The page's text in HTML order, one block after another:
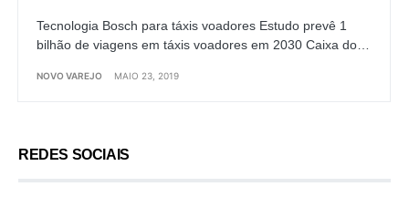
Tecnologia Bosch para táxis voadores Estudo prevê 1
bilhão de viagens em táxis voadores em 2030 Caixa do…
NOVO VAREJO MAIO 23, 2019
REDES SOCIAIS